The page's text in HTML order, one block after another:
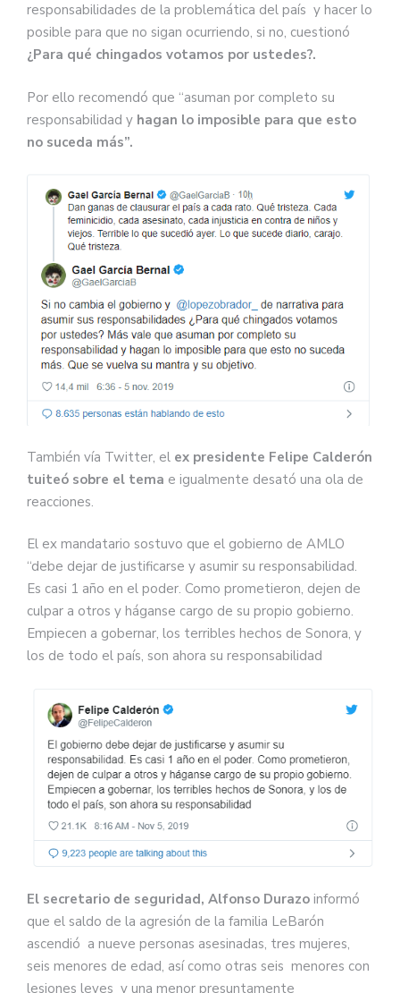
responsabilidades de la problemática del país y hacer lo
posible para que no sigan ocurriendo, si no, cuestionó
¿Para qué chingados votamos por ustedes?.
Por ello recomendó que “asuman por completo su
responsabilidad y hagan lo imposible para que esto
no suceda más”.
También vía Twitter, el ex presidente Felipe Calderón
tuiteó sobre el tema e igualmente desató una ola de
reacciones.
El ex mandatario sostuvo que el gobierno de AMLO
“debe dejar de justificarse y asumir su responsabilidad.
Es casi 1 año en el poder. Como prometieron, dejen de
culpar a otros y háganse cargo de su propio gobierno.
Empiecen a gobernar, los terribles hechos de Sonora, y
los de todo el país, son ahora su responsabilidad
El secretario de seguridad, Alfonso Durazo informó
que el saldo de la agresión de la familia LeBarón
ascendió a nueve personas asesinadas, tres mujeres,
seis menores de edad, así como otras seis menores con
lesiones leves y una menor presuntamente